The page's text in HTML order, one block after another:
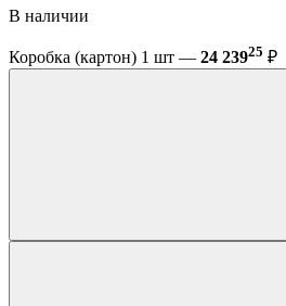
В наличии
Коробка (картон) 1 шт — 24 23925 ₽